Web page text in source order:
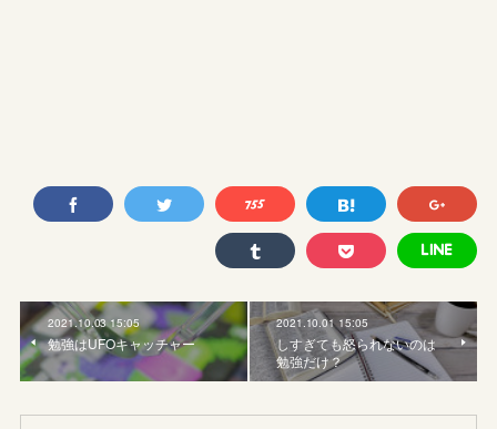
2021.10.03 15:05
勉強はUFOキャッチャー
2021.10.01 15:05
しすぎても怒られないのは
勉強だけ？